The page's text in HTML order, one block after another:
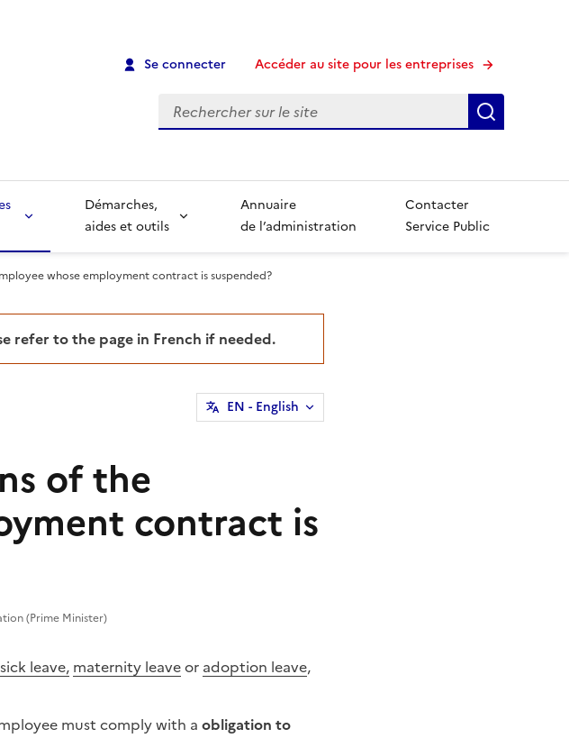
Se connecter Accéder au site pour les entreprises
Recherche
Démarches,
aides et outils
Annuaire
de l’administration
Contacter
Service Public
whose employment contract is suspended?
refer to the page in French if needed.
EN - English
of the
contract is
(Prime Minister)
sick leave, maternity leaveor adoption leave,
must comply with a obligation to